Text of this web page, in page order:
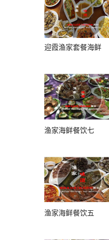
迎霞渔家套餐海鲜
渔家海鲜餐饮七
渔家海鲜餐饮五